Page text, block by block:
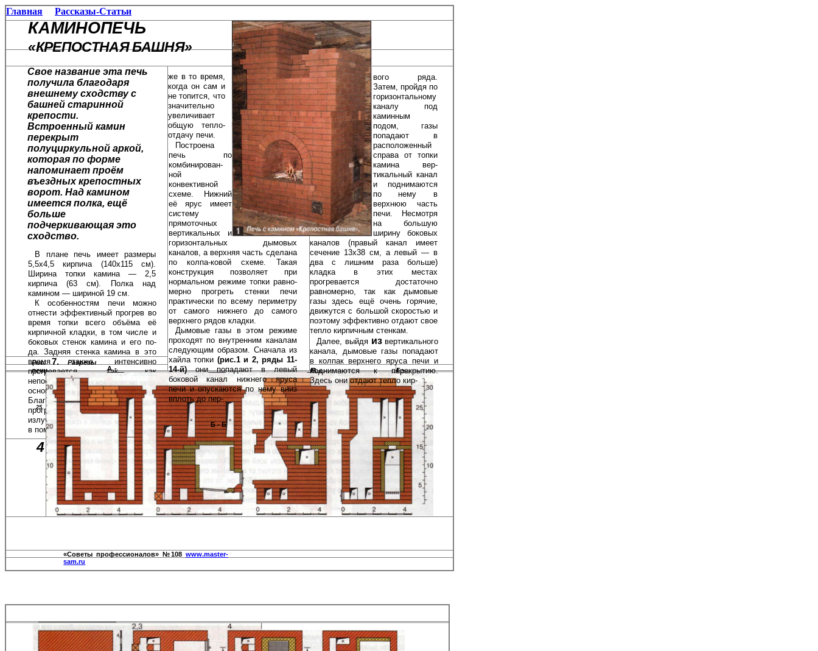
Главная Рассказы-Статьи
КАМИНОПЕЧЬ
«КРЕПОСТНАЯ БАШНЯ»
Свое название эта печь
получила благодаря
внешнему сходству с
башней старинной
крепости.
Встроенный камин
перекрыт
полуциркульной аркой,
которая по форме
напоминает проём
въездных крепостных
ворот. Над камином
имеется полка, ещё
больше
подчеркивающая это
сходство.
В плане печь имеет размеры
5,5x4,5 кирпича (140x115 см).
Ширина топки ка­мина — 2,5
кирпича (63 см). Полка над
камином — шириной 19 см.
К особенностям печи можно
отнести эффективный прогрев во
время топки всего объёма её
кирпичной кладки, в том числе и
боковых стенок камина и его по­
да. Задняя стенка камина в это
время также интенсивно
прогревается, так как
непосредственно примыкает к
основной топочной камере.
Благодаря этому хоро­шо
прогретые стенки камина
излучают дополнительное тепло
в помещение да-
же в то время,
ког­да он сам и
не то­пится, что
значи­тельно
увеличива­ет
общую тепло­
отдачу печи.
Построена
печь по
комбинирован­
ной
конвективной
схеме. Нижний
её ярус имеет
систе­му
прямоточных
вертикальных и
горизонтальных дымовых
каналов, а верхняя часть сделана
по колпа-ковой схеме. Такая
конструкция позволя­ет при
нормальном режиме топки равно­
мерно прогреть стенки печи
практически по всему периметру
от самого нижнего до самого
верхнего рядов кладки.
Дымовые газы в этом режиме
прохо­дят по внутренним каналам
следующим образом. Сначала из
хайла топки (рис.1 и 2, ряды 11-
14-й)они попадают в ле­вый
боковой канал нижнего яруса
печи и опускаются по нему вниз
вплоть до пер-
Б-Б
вого ряда.
Затем, пройдя по
гори­зонтальному
кана­лу под
каминным
подом, газы
попа­дают в
располо­женный
справа от топки
камина вер­
тикальный канал
и поднимаются
по нему в
верхнюю часть
печи. Не­смотря
на боль­шую
ширину боко­вых
каналов (пра­вый канал имеет
сечение 13x38 см, а левый — в
два с лишним раза больше)
кладка в этих местах
прогревается до­статочно
равномерно, так как дымовые
газы здесь ещё очень горячие,
движутся с большой скоростью и
поэтому эффек­тивно отдают свое
тепло кирпичным стенкам.
Далее, выйдя из вертикального
кана­ла, дымовые газы попадают
в колпак верхнего яруса печи и
поднимаются к пе­рекрытию.
Здесь они отдают тепло кир-
Рис.7.
Разрезы
печи.
А-
А
в-
в
г-
г
25.
4
«Советы профессионалов» №108 www.master-
sam.ru
1